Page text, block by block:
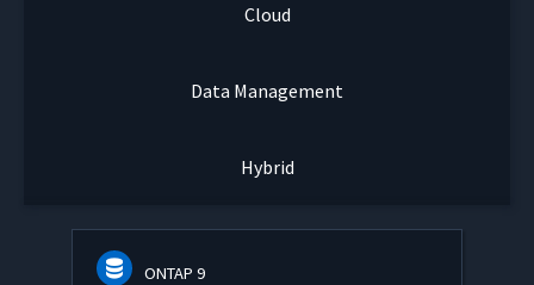
Cloud
Data Management
Hybrid
ONTAP 9